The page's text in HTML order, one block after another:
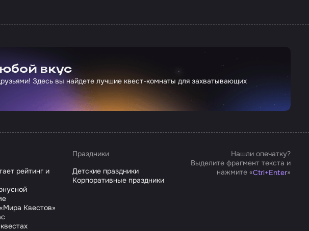
вкус
Здесь вы найдете лучшие квест-комнаты для захватывающих
рейтинг и
Квестов»
Праздники
Детские праздники
Корпоративные праздники
Нашли опечатку?
Выделите фрагмент текста и
нажмите «Ctrl+Enter»